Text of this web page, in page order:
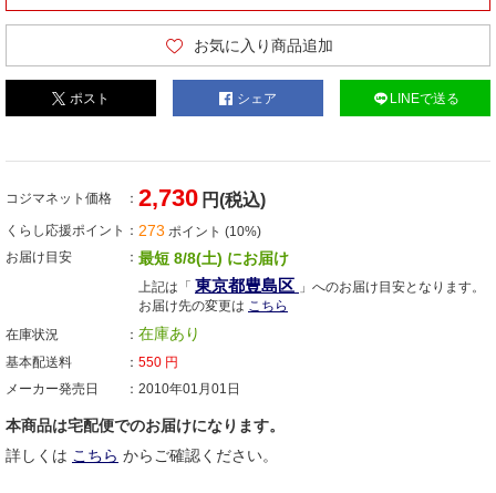
お気に入り商品追加
ポスト シェア LINEで送る
コジマネット価格 2,730 円(税込)
くらし応援ポイント 273 ポイント (10%)
お届け目安
最短 8/8(土) にお届け
上記は「 東京都豊島区 」へのお届け目安となります。
お届け先の変更は こちら
在庫状況
在庫あり
基本配送料 550 円
メーカー発売日
2010年01月01日
本商品は宅配便でのお届けになります。
詳しくは こちら からご確認ください。